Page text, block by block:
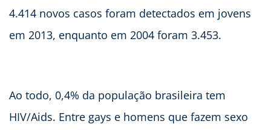
4.414 novos casos foram detectados em jovens
em 2013, enquanto em 2004 foram 3.453.
Ao todo, 0,4% da população brasileira tem
HIV/Aids. Entre gays e homens que fazem sexo